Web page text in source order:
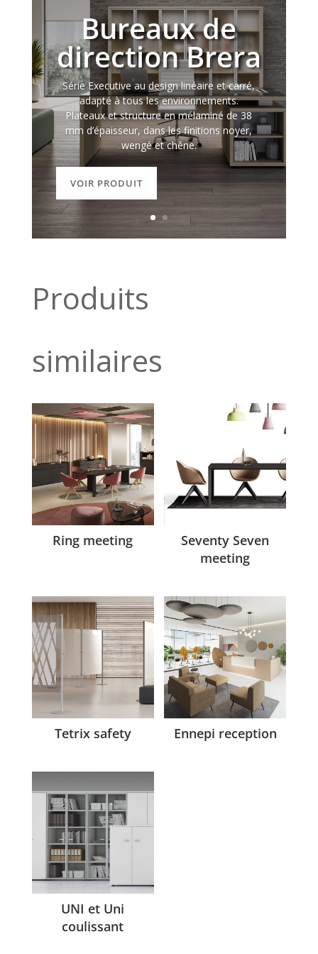
Bureaux de
direction Brera
Série Executive au design linéaire et carré,
adapté à tous les environnements.
Plateaux et structure en mélaminé de 38
mm d’épaisseur, dans les finitions noyer,
wengé et chêne.
VOIR PRODUIT
Produits
similaires
Ring meeting
Seventy Seven
meeting
Tetrix safety Ennepi reception
UNI et Uni
coulissant